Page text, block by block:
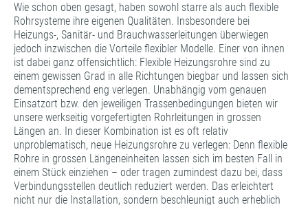
Wie schon oben gesagt, haben sowohl starre als auch flexible
Rohrsysteme ihre eigenen Qualitäten. Insbesondere bei
Heizungs-, Sanitär- und Brauchwasserleitungen überwiegen
jedoch inzwischen die Vorteile flexibler Modelle. Einer von ihnen
ist dabei ganz offensichtlich: Flexible Heizungsrohre sind zu
einem gewissen Grad in alle Richtungen biegbar und lassen sich
dementsprechend eng verlegen. Unabhängig vom genauen
Einsatzort bzw. den jeweiligen Trassenbedingungen bieten wir
unsere werkseitig vorgefertigten Rohrleitungen in grossen
Längen an. In dieser Kombination ist es oft relativ
unproblematisch, neue Heizungsrohre zu verlegen: Denn flexible
Rohre in grossen Längeneinheiten lassen sich im besten Fall in
einem Stück einziehen – oder tragen zumindest dazu bei, dass
Verbindungsstellen deutlich reduziert werden. Das erleichtert
nicht nur die Installation, sondern beschleunigt auch erheblich